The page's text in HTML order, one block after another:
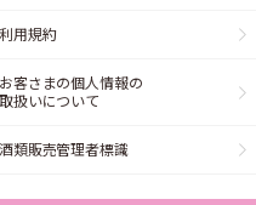
利用規約
お客さまの個人情報の
取扱いについて
酒類販売管理者標識